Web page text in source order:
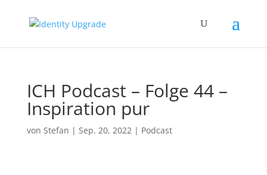
ICH Podcast – Folge 44 –
Inspiration pur
von Stefan | Sep. 20, 2022| Podcast